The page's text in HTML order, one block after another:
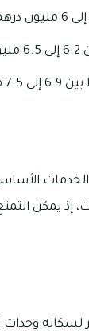
الخدمات
يمكن التمتع
لسكانه